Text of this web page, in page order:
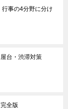
事の4分野に分け
台・渋滞対策
全版